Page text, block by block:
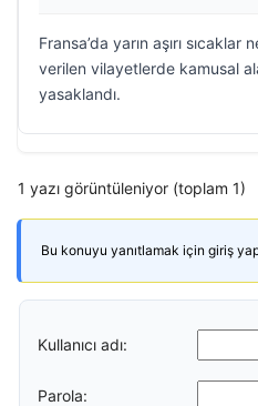
Fransa’da yarın aşırı sıcaklar
verilen vilayetlerde kamusal
yasaklandı.
1 yazı görüntüleniyor (toplam 1)
Bu konuyu yanıtlamak için giriş
Kullanıcı adı:
Parola: